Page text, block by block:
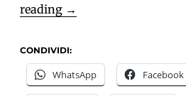
reading Un
per
le
coppie:
→
CONDIVIDI:
WhatsApp Facebook